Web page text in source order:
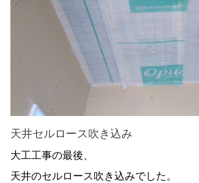
天井セルロース吹き込み
大工工事の最後、
天井のセルロース吹き込みでした。